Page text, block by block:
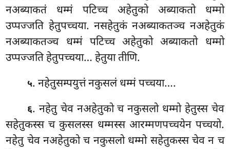
नअब्याकतं धम्मं पटिच्च अहेतुको अब्याकतो धम्मो
उप्पज्जति हेतुपच्चया. नसहेतुकं नअब्याकतञ्च नअहेतुकं
नअब्याकतञ्च धम्मं पटिच्च अहेतुको अब्याकतो धम्मो
उप्पज्जति हेतुपच्चया… हेतुया तीणि.
५. नहेतुसम्पयुत्तं नकुसलं धम्मं पच्चया….
६. नहेतु चेव नअहेतुको च नकुसलो धम्मो हेतुस्स चेव
सहेतुकस्स च कुसलस्स धम्मस्स आरम्मणपच्चयेन पच्चयो.
नहेतु चेव नअहेतुको च नकुसलो धम्मो सहेतुकस्स चेव न च